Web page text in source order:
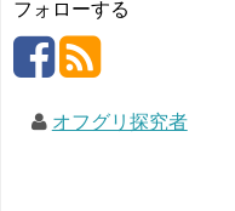
フォローする
オフグリ探究者